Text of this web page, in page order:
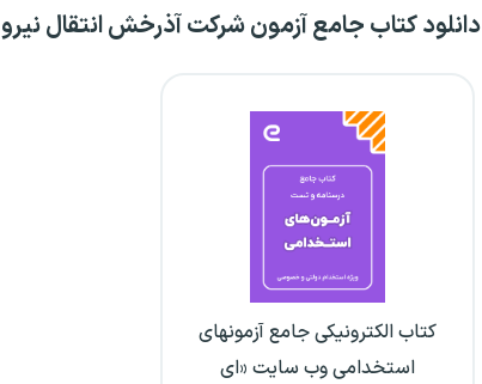
دانلود کتاب جامع آزمون شرکت آذرخش انتقال نیرو
کتاب الکترونیکی جامع آزمونهای
استخدامی وب سایت «ای